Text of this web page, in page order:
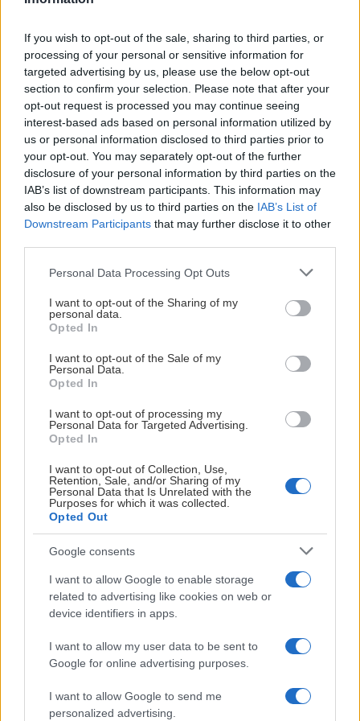
If you wish to opt-out of the sale, sharing to third parties, or
processing of your personal or sensitive information for
targeted advertising by us, please use the below opt-out
section to confirm your selection. Please note that after your
opt-out request is processed you may continue seeing
interest-based ads based on personal information utilized by
us or personal information disclosed to third parties prior to
your opt-out. You may separately opt-out of the further
disclosure of your personal information by third parties on the
IAB’s list of downstream participants. This information may
also be disclosed by us to third parties on the IAB’s List of
Downstream Participants that may further disclose it to other
Please note that this website/app uses one or more Google
not limited to your visit or usage behaviour. You may click to
grant or deny consent to Google and its third-party tags to
use your data for below specified purposes in below Google
consent section.
Personal Data Processing Opt Outs
I want to opt-out of the Sharing of my
personal data.
Opted In
I want to opt-out of the Sale of my
Personal Data.
Opted In
I want to opt-out of processing my
Personal Data for Targeted Advertising.
Opted In
I want to opt-out of Collection, Use,
Retention, Sale, and/or Sharing of my
Personal Data that Is Unrelated with the
Purposes for which it was collected.
Opted Out
Google consents
I want to allow Google to enable storage
related to advertising like cookies on web or
device identifiers in apps.
I want to allow my user data to be sent to
Google for online advertising purposes.
I want to allow Google to send me
personalized advertising.
att tillföra en hel del både på och utanför isen. Han är en
skridsko- och puckstark back som vi räknar med blir en av
våra ledande spelare. Han är en skridsko och puckstark
back som vi räknar med kommer att tillhöra våra ledande
spelare.
Varmt välkommen till KHC-familjen, Jonathan!
BLI EN DEL AV LAGET BAKOM LAGET – VI
SÖKER NYA STJÄRNOR TILL KHC-FAMILJEN!
Publicerad:2026-07-20
När strålkastarna tänds i Hatstore Arena och
pucken släpps, då är det farten på isen och trycket
på läktaren som syns. Men hjärtat som får hela
matchdagen att slå? Det är våra fantastiska
volontärer och funktionärer!
Utan er – ingen match. Så enkelt är det! Våra volontärer är
grundbulten i hela Kalmar HC, och nu vill vi bli fler i vårt